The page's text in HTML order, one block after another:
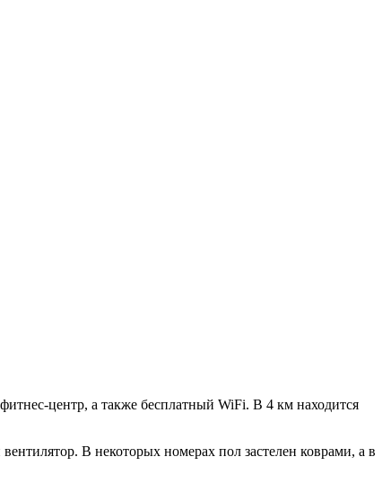
центр, а также бесплатный WiFi. В 4 км находится
В некоторых номерах пол застелен коврами, а в